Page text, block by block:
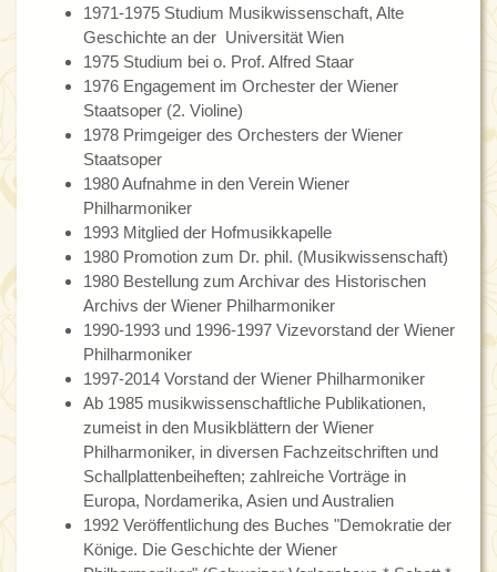
1971-1975 Studium Musikwissenschaft, Alte
Geschichte an der Universität Wien
1975 Studium bei o. Prof. Alfred Staar
1976 Engagement im Orchester der Wiener
Staatsoper (2. Violine)
1978 Primgeiger des Orchesters der Wiener
Staatsoper
1980 Aufnahme in den Verein Wiener
Philharmoniker
1993 Mitglied der Hofmusikkapelle
1980 Promotion zum Dr. phil. (Musikwissenschaft)
1980 Bestellung zum Archivar des Historischen
Archivs der Wiener Philharmoniker
1990-1993 und 1996-1997 Vizevorstand der Wiener
Philharmoniker
1997-2014 Vorstand der Wiener Philharmoniker
Ab 1985 musikwissenschaftliche Publikationen,
zumeist in den Musikblättern der Wiener
Philharmoniker, in diversen Fachzeitschriften und
Schallplattenbeiheften; zahlreiche Vorträge in
Europa, Nordamerika, Asien und Australien
1992 Veröffentlichung des Buches "Demokratie der
Könige. Die Geschichte der Wiener